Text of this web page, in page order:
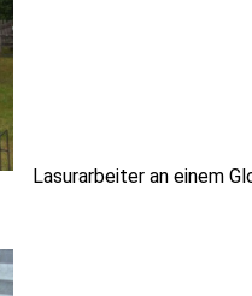
Lasurarbeiter an einem